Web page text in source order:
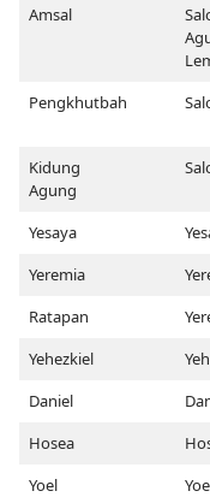
Amsal
Pengkhutbah
Kidung
Agung
Yesaya
Yeremia
Ratapan
Yehezkiel
Daniel
Hosea
Yoel